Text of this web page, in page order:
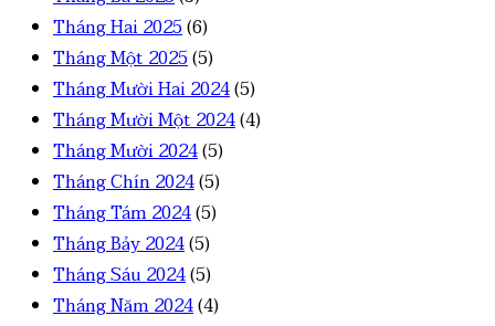
Tháng Hai 2025(6)
Tháng Một 2025(5)
Tháng Mười Hai 2024(5)
Tháng Mười Một 2024(4)
Tháng Mười 2024(5)
Tháng Chín 2024(5)
Tháng Tám 2024(5)
Tháng Bảy 2024(5)
Tháng Sáu 2024(5)
Tháng Năm 2024(4)